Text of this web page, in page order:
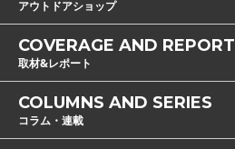
アウトドアショップ
COVERAGE AND REPORT
取材&レポート
COLUMNS AND SERIES
コラム・連載